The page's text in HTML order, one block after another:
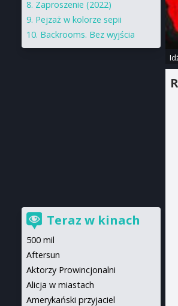
Zaproszenie (2022)
Pejzaż w kolorze sepii
Backrooms. Bez wyjścia
Teraz w kinach
500 mil
Aftersun
Aktorzy Prowincjonalni
Alicja w miastach
Amerykański przyjaciel